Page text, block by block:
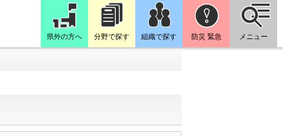
県外の方へ 分野で探す 組織で探す 防災 緊急 メニュー